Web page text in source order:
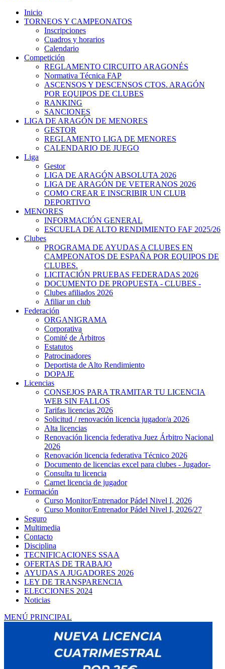
Inicio
TORNEOS Y CAMPEONATOS
Inscripciones
Cuadros y horarios
Calendario
Competición
REGLAMENTO CIRCUITO ARAGONÉS
Normativa Técnica FAP
ASCENSOS Y DESCENSOS CTOS. ARAGÓN
POR EQUIPOS DE CLUBES
RANKING
SANCIONES
LIGA DE ARAGÓN DE MENORES
GESTOR
REGLAMENTO LIGA DE MENORES
CALENDARIO DE JUEGO
Liga
Gestor
LIGA DE ARAGÓN ABSOLUTA 2026
LIGA DE ARAGÓN DE VETERANOS 2026
COMO CREAR E INSCRIBIR UN CLUB
DEPORTIVO
MENORES
INFORMACIÓN GENERAL
ESCUELA DE ALTO RENDIMIENTO FAF 2025/26
Clubes
PROGRAMA DE AYUDAS A CLUBES EN
CAMPEONATOS DE ESPAÑA POR EQUIPOS DE
CLUBES.
LICITACIÓN PRUEBAS FEDERADAS 2026
DOCUMENTO DE PROPUESTA - CLUBES -
Clubes afiliados 2026
Afiliar un club
Federación
ORGANIGRAMA
Corporativa
Comité de Árbitros
Estatutos
Patrocinadores
Deportista de Alto Rendimiento
DOPAJE
Licencias
CONSEJOS PARA TRAMITAR TU LICENCIA
WEB SIN FALLOS
Tarifas licencias 2026
Solicitud / renovación licencia jugador/a 2026
Alta licencias
Renovación licencia federativa Juez Árbitro Nacional
2026
Renovación licencia federativa Técnico 2026
Documento de licencias excel para clubes - Jugador-
Consulta tu licencia
Carnet licencia de jugador
Formación
Curso Monitor/Entrenador Pádel Nivel I, 2026
Curso Monitor/Entrenador Pádel Nivel I, 2026/27
Seguro
Multimedia
Contacto
Disciplina
TECNIFICACIONES SSAA
OFERTAS DE TRABAJO
AYUDAS A JUGADORES 2026
LEY DE TRANSPARENCIA
ELECCIONES 2024
Noticias
MENÚ PRINCIPAL